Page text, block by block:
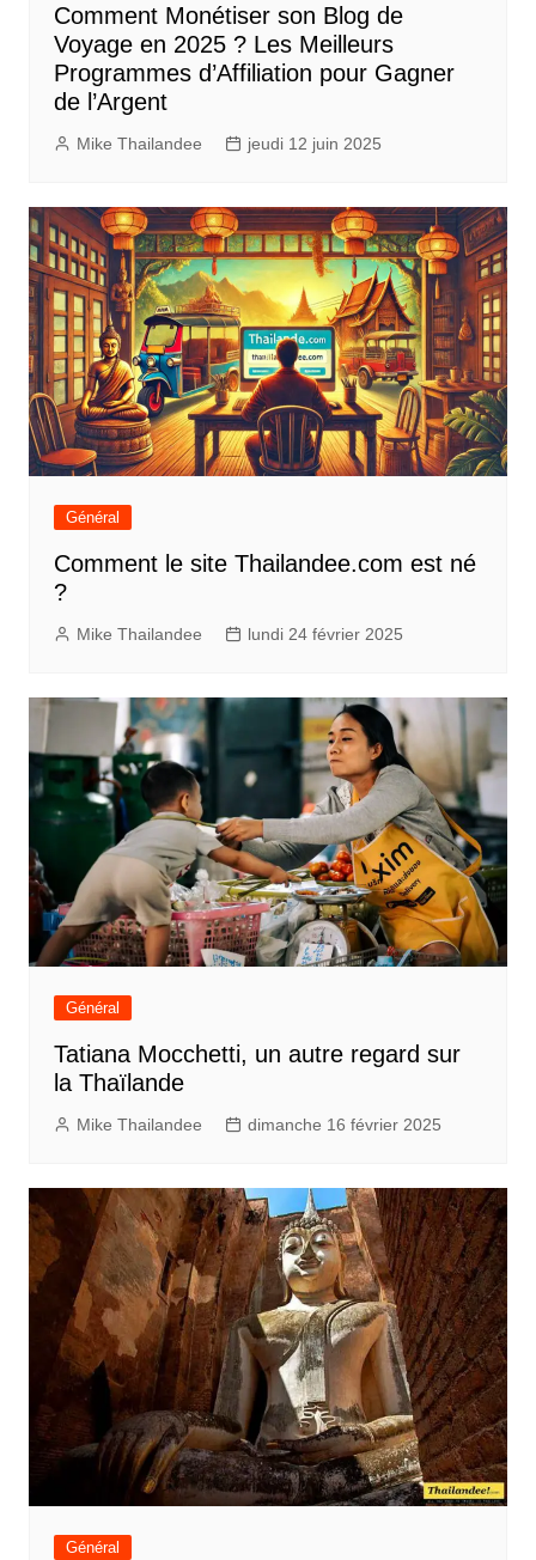
Comment Monétiser son Blog de
Voyage en 2025 ? Les Meilleurs
Programmes d’Affiliation pour Gagner
de l’Argent
Mike Thailandee jeudi 12 juin 2025
Général
Comment le site Thailandee.com est né
?
Mike Thailandee lundi 24 février 2025
Général
Tatiana Mocchetti, un autre regard sur
la Thaïlande
Mike Thailandee dimanche 16 février 2025
Général